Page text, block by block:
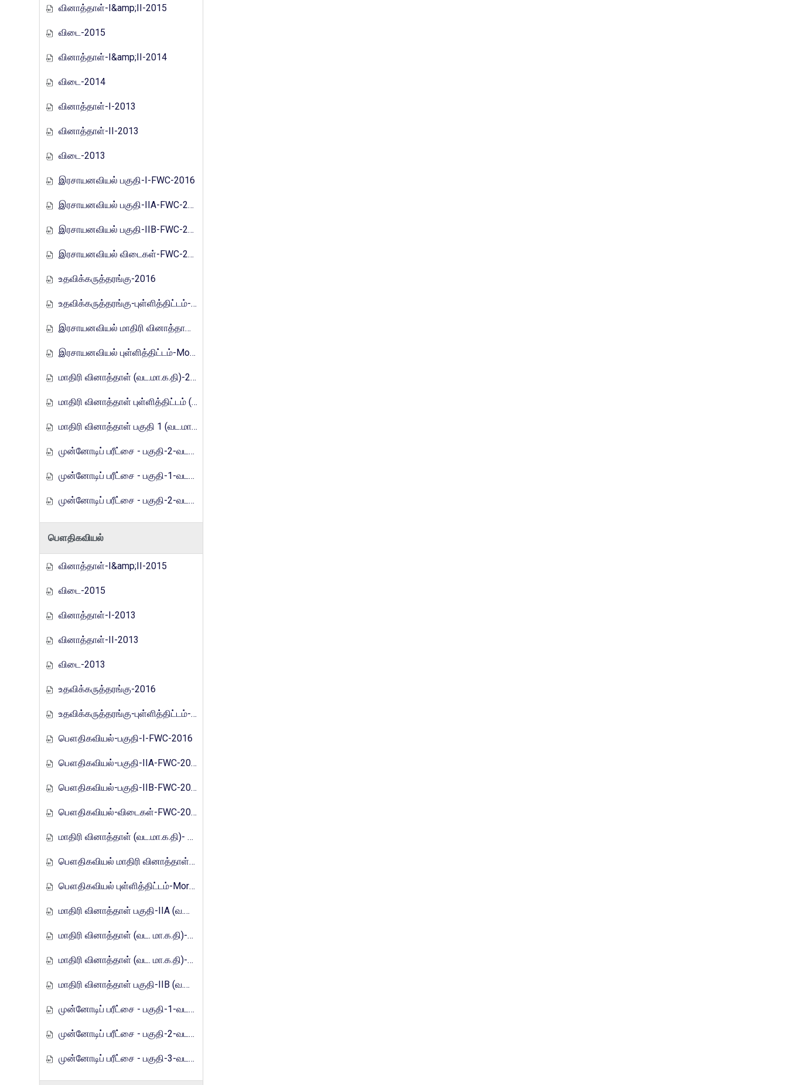
வினாத்தாள்-I&amp;II-2015
விடை-2015
வினாத்தாள்-I&amp;II-2014
விடை-2014
வினாத்தாள்-I-2013
வினாத்தாள்-II-2013
விடை-2013
இரசாயனவியல் பகுதி-I-FWC-2016
இரசாயனவியல் பகுதி-IIA-FWC-2016
இரசாயனவியல் பகுதி-IIB-FWC-2016
இரசாயனவியல் விடைகள்-FWC-2016
உதவிக்கருத்தரங்கு-2016
உதவிக்கருத்தரங்கு-புள்ளித்திட்டம்-2016
இரசாயனவியல் மாதிரி வினாத்தாள்-Mora_E_Tamils_2017
இரசாயனவியல் புள்ளித்திட்டம்-Mora_E_Tamils_2017
மாதிரி வினாத்தாள் (வட.மா.க.தி)-2019
மாதிரி வினாத்தாள் புள்ளித்திட்டம் (வட.மா.க.தி)-2019
மாதிரி வினாத்தாள் பகுதி 1 (வட.மா.க.தி) - 2021
முன்னோடிப் பரீட்சை - பகுதி-2-வடமாகாணம்-2023
முன்னோடிப் பரீட்சை - பகுதி-1-வடமாகாணம்-2024
முன்னோடிப் பரீட்சை - பகுதி-2-வடமாகாணம்-2024
பௌதிகவியல்
வினாத்தாள்-I&amp;II-2015
விடை-2015
வினாத்தாள்-I-2013
வினாத்தாள்-II-2013
விடை-2013
உதவிக்கருத்தரங்கு-2016
உதவிக்கருத்தரங்கு-புள்ளித்திட்டம்-2016
பௌதிகவியல்-பகுதி-I-FWC-2016
பௌதிகவியல்-பகுதி-IIA-FWC-2016
பௌதிகவியல்-பகுதி-IIB-FWC-2016
பௌதிகவியல்-விடைகள்-FWC-2016
மாதிரி வினாத்தாள் (வட.மா.க.தி)- 2017
பௌதிகவியல் மாதிரி வினாத்தாள்-Mora_E_Tamils_2017
பௌதிகவியல் புள்ளித்திட்டம்-Mora_E_Tamils_2017
மாதிரி வினாத்தாள் பகுதி-IIA (வ.மா.க.தி)-2021
மாதிரி வினாத்தாள் (வட. மா.க.தி)-2021
மாதிரி வினாத்தாள் (வட. மா.க.தி)-2021
மாதிரி வினாத்தாள் பகுதி-IIB (வ.மா.க.தி)-2021
முன்னோடிப் பரீட்சை - பகுதி-1-வடமாகாணம்-2023
முன்னோடிப் பரீட்சை - பகுதி-2-வடமாகாணம்-2023
முன்னோடிப் பரீட்சை - பகுதி-3-வடமாகாணம்-2023